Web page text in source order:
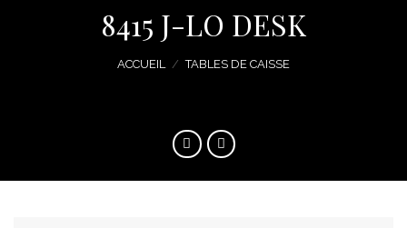
8415 J-LO DESK
ACCUEIL / TABLES DE CAISSE